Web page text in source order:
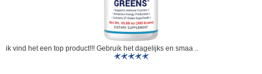
ik vind het een top product!!! Gebruik het dagelijks en smaa ..